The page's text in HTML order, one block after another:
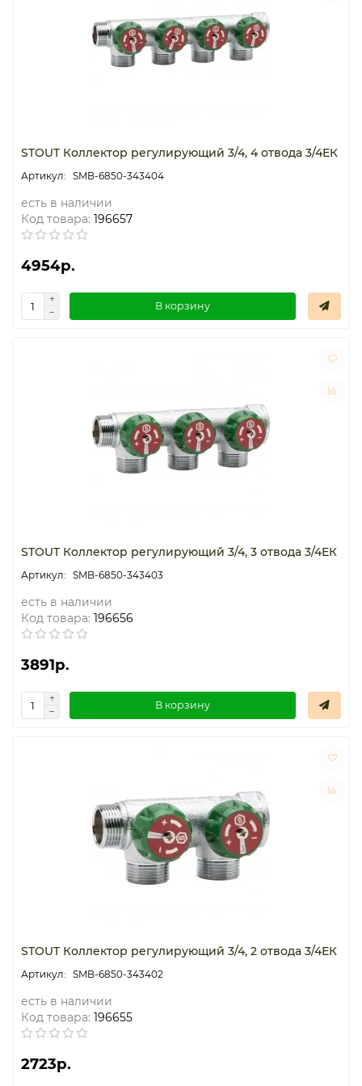
Термостаты капиллярные
Термостаты накладные
Щиты распределительные
STOUT Коллектор регулирующий 3/4, 4 отвода 3/4ЕК
SMB-6850-343404
есть в наличии
Код товара: 196657
4954р.
В корзину
STOUT Коллектор регулирующий 3/4, 3 отвода 3/4ЕК
SMB-6850-343403
есть в наличии
Код товара: 196656
3891р.
В корзину
STOUT Коллектор регулирующий 3/4, 2 отвода 3/4ЕК
SMB-6850-343402
есть в наличии
Код товара: 196655
2723р.